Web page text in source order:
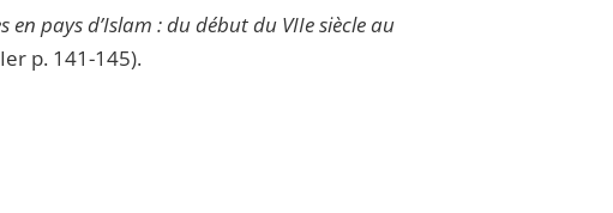
pays d’Islam : du début du VIIe siècle au
p. 141-145).